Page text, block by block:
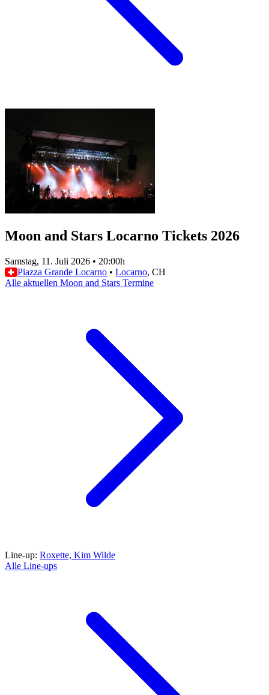
Moon and Stars Locarno Tickets 2026
Samstag, 11. Juli 2026 • 20:00h
Piazza Grande Locarno • Locarno, CH
Alle aktuellen Moon and Stars Termine
Line-up: Roxette, Kim Wilde
Alle Line-ups